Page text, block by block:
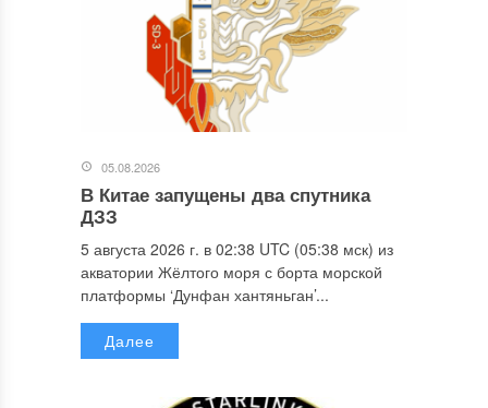
05.08.2026
В Китае запущены два спутника
ДЗЗ
5 августа 2026 г. в 02:38 UTC (05:38 мск) из
акватории Жёлтого моря с борта морской
платформы ‘Дунфан хантяньган’...
Далее